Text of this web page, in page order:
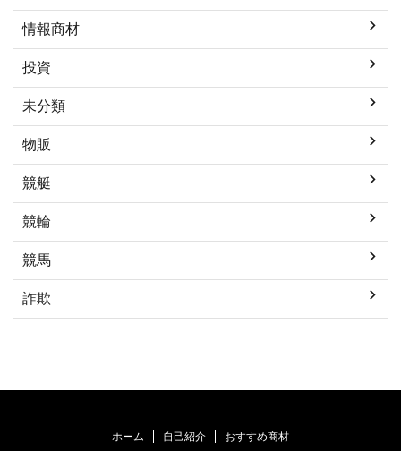
情報商材
投資
未分類
物販
競艇
競輪
競馬
詐欺
ホーム 自己紹介 おすすめ商材